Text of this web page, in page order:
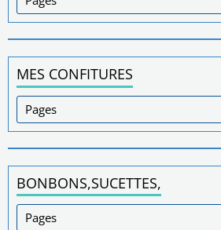
MES CONFITURES
BONBONS,SUCETTES,